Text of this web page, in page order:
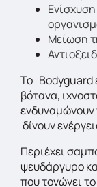
Μείωση
Το Bodyguard
βότανα,
ενδυναμώνουν
δίνουν
Περιέχει
ψευδάργυρο
που τονώνει